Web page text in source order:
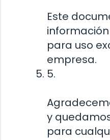
Este
para uso
empresa.
5.
y
para